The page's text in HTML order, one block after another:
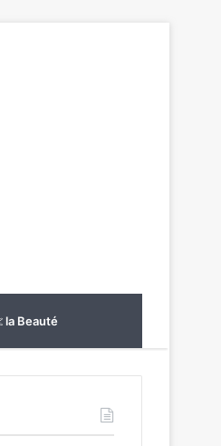
la Beauté